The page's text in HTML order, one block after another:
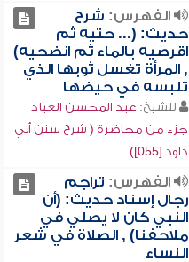
الفهرس: شرح
حديث: (... حتيه ثم
اقرصيه بالماء ثم انضحيه)
, المرأة تغسل ثوبها الذي
تلبسه في حيضها
للشيخ: عبد المحسن العباد
جزء من محاضرة ( شرح سنن أبي
داود [055])
الفهرس: تراجم
رجال إسناد حديث: (أن
النبي كان لا يصلي في
ملاحفنا) , الصلاة في شعر
النساء